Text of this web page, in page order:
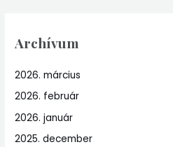
Archívum
2026. március
2026. február
2026. január
2025. december